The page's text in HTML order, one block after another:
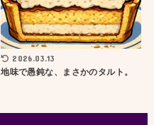
2026.03.13
地味で愚鈍な、まさかのタルト。